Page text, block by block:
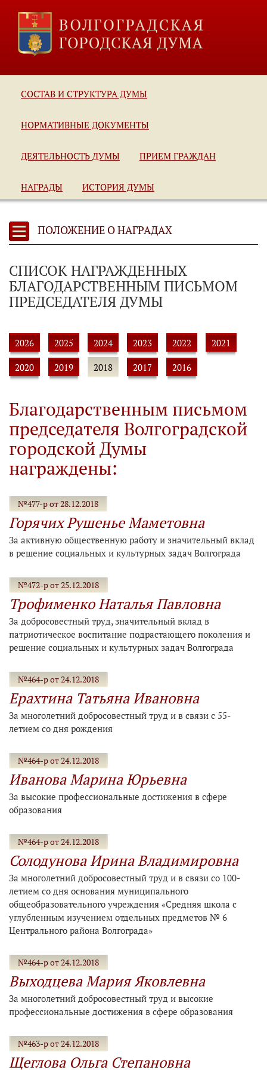
СОСТАВ И СТРУКТУРА ДУМЫ
НОРМАТИВНЫЕ ДОКУМЕНТЫ
ДЕЯТЕЛЬНОСТЬ ДУМЫ ПРИЕМ ГРАЖДАН
НАГРАДЫ ИСТОРИЯ ДУМЫ
ПОЛОЖЕНИЕ О НАГРАДАХ
СПИСОК НАГРАЖДЕННЫХ
БЛАГОДАРСТВЕННЫМ ПИСЬМОМ
ПРЕДСЕДАТЕЛЯ ДУМЫ
2026 2025 2024 2023 2022 2021
2020 2019 2018 2017 2016
Благодарственным письмом
председателя Волгоградской
городской Думы
награждены:
№477-р от 28.12.2018
Горячих Рушенье Маметовна
За активную общественную работу и значительный вклад
в решение социальных и культурных задач Волгограда
№472-р от 25.12.2018
Трофименко Наталья Павловна
За добросовестный труд, значительный вклад в
патриотическое воспитание подрастающего поколения и
решение социальных и культурных задач Волгограда
№464-р от 24.12.2018
Ерахтина Татьяна Ивановна
За многолетний добросовестный труд и в связи с 55-
летием со дня рождения
№464-р от 24.12.2018
Иванова Марина Юрьевна
За высокие профессиональные достижения в сфере
образования
№464-р от 24.12.2018
Солодунова Ирина Владимировна
За многолетний добросовестный труд и в связи со 100-
летием со дня основания муниципального
общеобразовательного учреждения «Средняя школа с
углубленным изучением отдельных предметов № 6
Центрального района Волгограда»
№464-р от 24.12.2018
Выходцева Мария Яковлевна
За многолетний добросовестный труд и высокие
профессиональные достижения в сфере образования
№463-р от 24.12.2018
Щеглова Ольга Степановна